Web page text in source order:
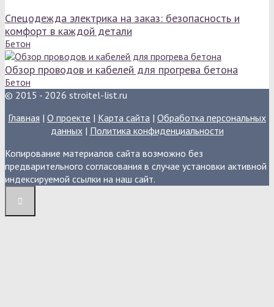
Спецодежда электрика на заказ: безопасность и
комфорт в каждой детали
Бетон
Обзор проводов и кабелей для прогрева бетона
Бетон
© 2015 - 2026 stroitel-list.ru
Главная | О проекте | Карта сайта | Обработка персональных
данных| Политика конфиденциальности
Копирование материалов сайта возможно без
предварительного согласования в случае установки активной
индексируемой ссылки на наш сайт.